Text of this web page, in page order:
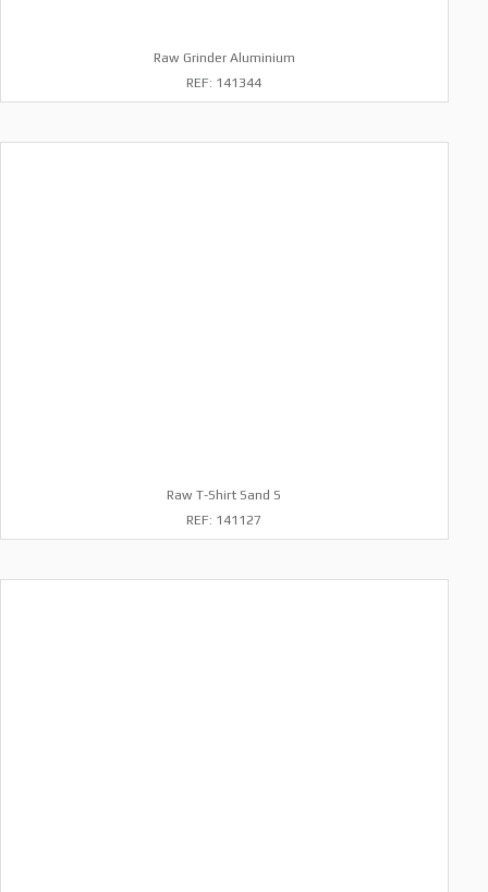
Raw Grinder Aluminium
REF: 141344
Raw T-Shirt Sand S
REF: 141127